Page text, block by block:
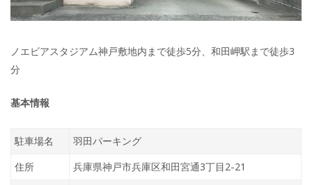
ノエビアスタジアム神戸敷地内まで徒歩5分、和田岬駅まで徒歩3
分
基本情報
駐車場名
羽田パーキング
住所
兵庫県神戸市兵庫区和田宮通3丁目2-21